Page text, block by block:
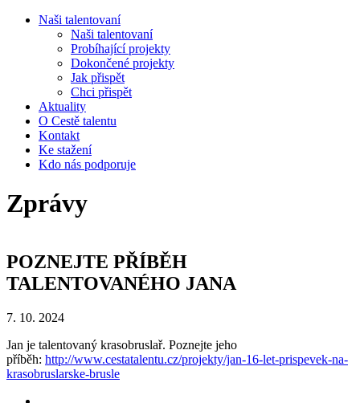
Naši talentovaní
Naši talentovaní
Probíhající projekty
Dokončené projekty
Jak přispět
Chci přispět
Aktuality
O Cestě talentu
Kontakt
Ke stažení
Kdo nás podporuje
Zprávy
POZNEJTE PŘÍBĚH
TALENTOVANÉHO JANA
7. 10. 2024
Jan je talentovaný krasobruslař. Poznejte jeho
příběh: http://www.cestatalentu.cz/projekty/jan-16-let-prispevek-na-
krasobruslarske-brusle